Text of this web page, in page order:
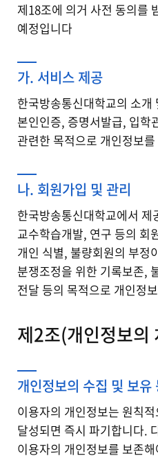
제18조에 의거 사전 동의를
예정입니다
가. 서비스 제공
한국방송통신대학교의 소
본인인증, 증명서발급, 입학
관련한 목적으로 개인정보
나. 회원가입 및 관리
한국방송통신대학교에서
교수학습개발, 연구 등의 회
개인 식별, 불량회원의 부정
분쟁조정을 위한 기록보존,
전달 등의 목적으로 개인정
제2조(개인정보의
개인정보의 수집 및 보
이용자의 개인정보는 원칙
달성되면 즉시 파기합니다.
이용자의 개인정보를 보존